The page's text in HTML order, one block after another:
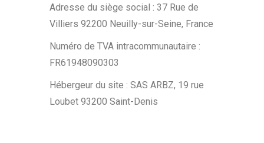
Adresse du siège social : 37 Rue de
Villiers 92200 Neuilly-sur-Seine, France
Numéro de TVA intracommunautaire :
FR61948090303
Hébergeur du site : SAS ARBZ, 19 rue
Loubet 93200 Saint-Denis